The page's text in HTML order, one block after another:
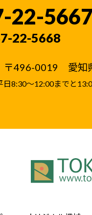
22-5667
22-5668
〒496-0019 愛知
8:30～12:00までと